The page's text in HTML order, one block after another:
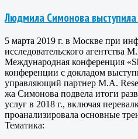
Людмила Симонова
5 марта 2019 г. в Москве при
исследовательского агентства
Международная конференция
конференции с докладом
управляющий партнер M.A.
жа Симонова подвела итоги
услуг в 2018 г., включая
проанализировала основные
Тематика: